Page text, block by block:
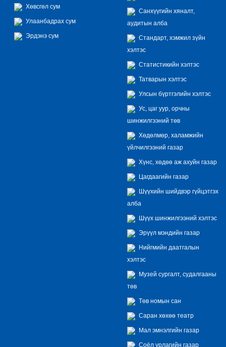
Хөвсгөл сум
Улаанбадрах сум
Эрдэнэ сум
Санхүүгийн хяналт,
аудитын алба
Стандарт, хэмжил зүйн
хэлтэс
Статистикийн хэлтэс
Татварын хэлтэс
Улсын бүртгэлийн хэлтэс
Ус, цаг уур, орчны
шинжилгээний төв
Хөдөлмөр, халамжийн
үйлчилгээний газар
Хүнс, хөдөө аж ахуйн газар
Цагдаагийн газар
Шүүхийн шийдвэр гүйцэтгэх
алба
Шүүх шинжилгээний хэлтэс
Эрүүл мэндийн газар
Нийгмийн даатгалын
хэлтэс
Музей сургалт, судалгааны
төв
Төв номын сан
Саран хөхөө театр
Мал эмнэлгийн газар
Соёл урлагийн газар